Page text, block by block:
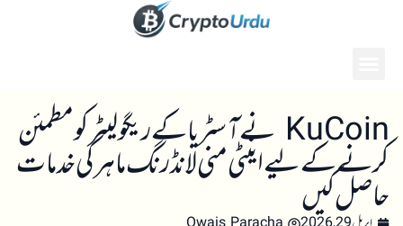
KuCoin نے آسٹریا کے ریگولیٹر کو مطمئن
کرنے کے لیے اینٹی منی لانڈرنگ ماہر کی خدمات
حاصل کیں